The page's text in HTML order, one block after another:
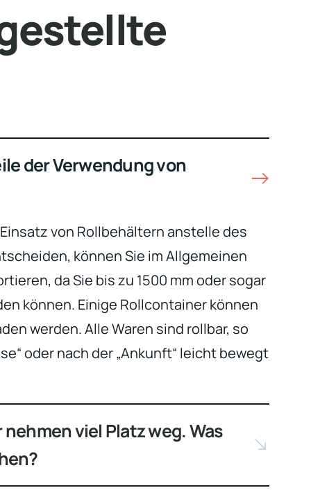
der Verwendung von
von Rollbehältern anstelle des
können Sie im Allgemeinen
da Sie bis zu 1500 mm oder sogar
können. Einige Rollcontainer können
werden. Alle Waren sind rollbar, so
oder nach der „Ankunft“ leicht bewegt
viel Platz weg. Was